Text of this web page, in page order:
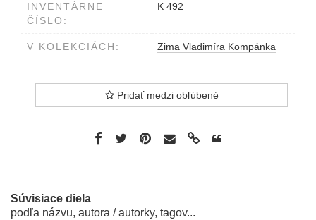
INVENTÁRNE
ČÍSLO:
K 492
V KOLEKCIÁCH: Zima Vladimíra Kompánka
Pridať medzi obľúbené
Súvisiace diela
podľa názvu, autora / autorky, tagov...